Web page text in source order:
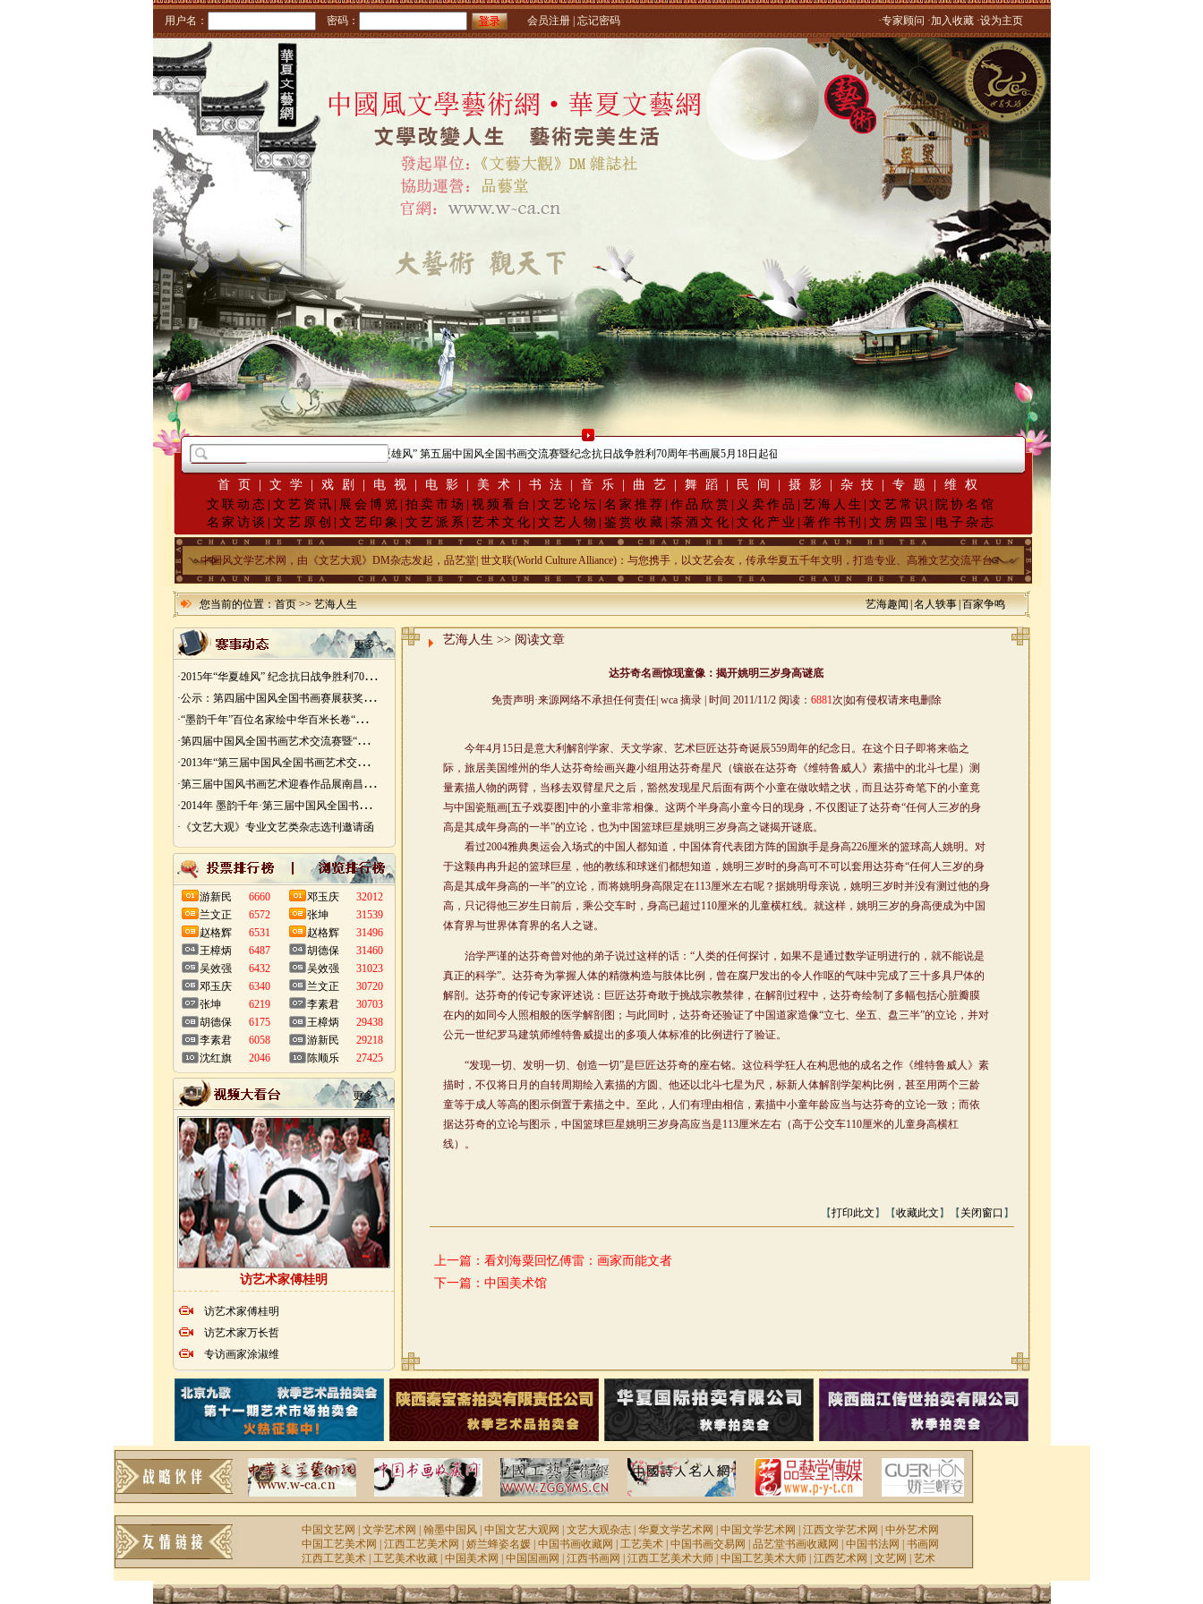
用户名： 密码： 会员注册 | 忘记密码 ·专家顾问 ·加入收藏 ·设为主页
2015年“华夏雄风” 第五届中国风全国书画交流赛暨纪念抗日战争胜利70周年书画展5月18日起征稿· “墨韵千年”百位名家绘中华百米长卷“华夏五千年锦绣山河图”创作
首页 文学 戏剧 电视 电影 美术 书法 音乐 曲艺 舞蹈 民间 摄影 杂技 专题
维权
文联动态 文艺资讯 展会博览 拍卖市场 视频看台 文艺论坛 名家推荐 作品欣赏 义卖作品 艺海人生 文艺常识
院协名馆
名家访谈
文艺原创 文艺印象 文艺派系 艺术文化 文艺人物 鉴赏收藏 茶酒文化 文化产业 著作书刊 文房四宝 电子杂志
中国风文学艺术网，由《文艺大观》DM杂志发起，品艺堂| 世文联(World Culture Alliance)：与您携手，以文艺会友，传承华夏五千年文明，打造专业、高雅文艺交流平台！
您当前的位置：首页>>艺海人生 艺海趣闻|名人轶事|百家争鸣
更多>>
·
2015年“华夏雄风” 纪念抗日战争胜利70周年书画展征稿
·
公示：第四届中国风全国书画赛展获奖入展名单
·
“墨韵千年”百位名家绘中华百米长卷“华夏五千年锦绣山河图”创作
·
第四届中国风全国书画艺术交流赛暨“华夏五千年锦绣山河图”百位名家绘中华百米长卷创作邀请展
·
2013年“第三届中国风全国书画艺术交流赛” 获奖名单
·
第三届中国风书画艺术迎春作品展南昌展胜利开幕
·
2014年 墨韵千年·第三届中国风全国书画艺术迎春作品展 南昌展
·《文艺大观》专业文艺类杂志选刊邀请函
游新民
6660
兰文正
6572
赵格辉
6531
王樟炳
6487
吴效强
6432
邓玉庆
6340
张坤
6219
胡德保
6175
李素君
6058
沈红旗
2046
邓玉庆
32012
张坤
31539
赵格辉
31496
胡德保
31460
吴效强
31023
兰文正
30720
李素君
30703
王樟炳
29438
游新民
29218
陈顺乐
27425
更多>>
访艺术家傅桂明
访艺术家傅桂明
访艺术家万长哲
专访画家涂淑维
艺海人生 >> 阅读文章
【打印此文 】【收藏此文 】【 关闭窗口 】
上一篇： 看刘海粟回忆傅雷：画家而能文者
下一篇： 中国美术馆
中国文艺网 文学艺术网 翰墨中国风 中国文艺大观网 文艺大观杂志 华夏文学艺术网 中国文学艺术网 江西文学艺术网
中外艺术网
中国工艺美术网
江西工艺美术网 娇兰蜂姿名媛 中国书画收藏网 工艺美术 中国书画交易网 品艺堂书画收藏网 中国书法网
书画网
江西工艺美术 工艺美术收藏 中国美术网 中国国画网 江西书画网 江西工艺美术大师 中国工艺美术大师 江西艺术网 文艺网 艺术